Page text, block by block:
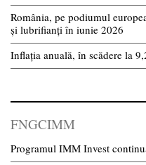
România, pe podiumul
și lubrifianți în iunie 2026
Inflația anuală, în scădere la
FNGCIMM
Programul IMM Invest